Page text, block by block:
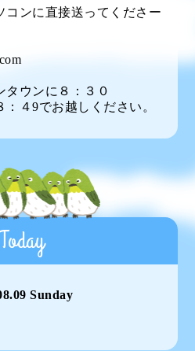
コンに直接送ってくださー
タウンに８：３０
４9でお越しください。
Sunday